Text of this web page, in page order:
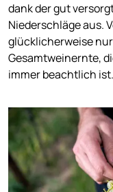
dank der gut
Niederschläge aus.
glücklicherweise
Gesamtweinernte,
immer beachtlich ist.